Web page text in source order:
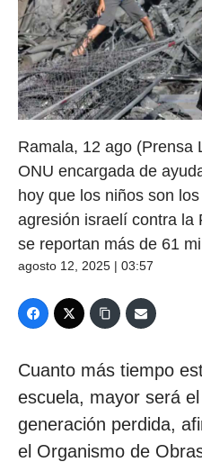
Ramala, 12 ago (Prensa
ONU encargada de
hoy que los niños son
agresión israelí contra la
se reportan más de 61
agosto 12, 2025 | 03:57
Cuanto más tiempo
escuela, mayor será
generación perdida,
el Organismo de